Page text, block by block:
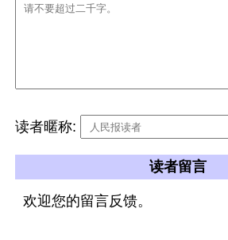
读者暱称:
读者留言
欢迎您的留言反馈。